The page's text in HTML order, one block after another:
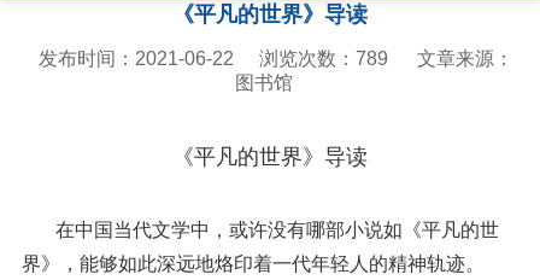
《平凡的世界》导读
发布时间：2021-06-22 浏览次数： 789
文章来源：
图书馆
《平凡的世界》导读
在中国当代文学中，或许没有哪部小说如《平凡的世
界》，能够如此深远地烙印着一代年轻人的精神轨迹。